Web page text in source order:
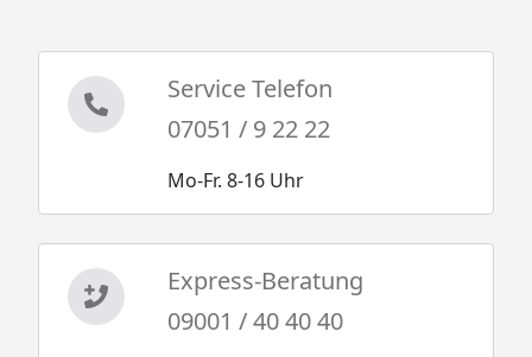
Service Telefon
07051 / 9 22 22
Mo-Fr. 8-16 Uhr
Express-Beratung
09001 / 40 40 40